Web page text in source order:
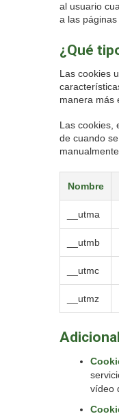
al usuario
a las
¿Qué
Las cookies
manera más
Las cookies,
de cuando
manualmente.
Nombre
__utma
__utmb
__utmc
__utmz
vídeo